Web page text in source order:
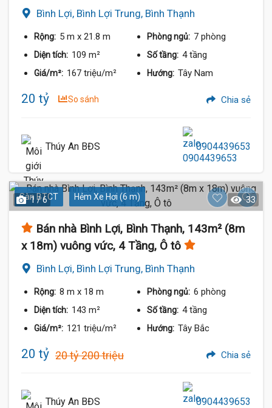
Bình Lợi, Bình Lợi Trung, Bình Thạnh
Rộng: 5 m x 21.8 m Phòng ngủ: 7 phòng
Diện tích: 109 m² Số tầng: 4 tầng
Giá/m²: 167 triệu/m² Hướng: Tây Nam
20 tỷ So sánh Chia sẻ
Thúy An BĐS 0904439653
Sàn BTCT Hẻm Xe Hơi (6 m)
1 / 6 33
Bán nhà Bình Lợi, Bình Thạnh, 143m² (8m
x 18m) vuông vức, 4 Tầng, Ô tô
Bình Lợi, Bình Lợi Trung, Bình Thạnh
Rộng: 8 m x 18 m Phòng ngủ: 6 phòng
Diện tích: 143 m² Số tầng: 4 tầng
Giá/m²: 121 triệu/m² Hướng: Tây Bắc
20 tỷ 20 tỷ 200 triệu Chia sẻ
Thúy An BĐS 0904439653